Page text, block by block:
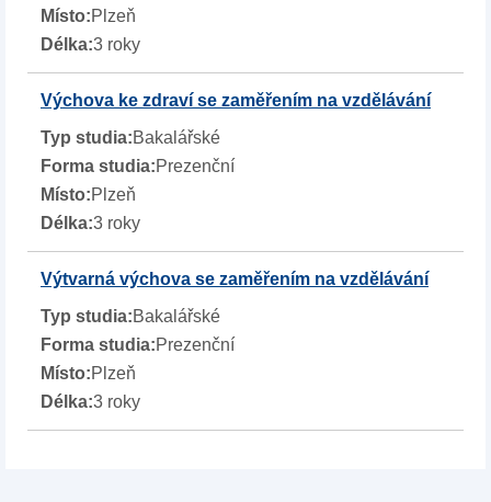
Plzeň
3 roky
Výchova ke zdraví se zaměřením na vzdělávání
Bakalářské
Prezenční
Plzeň
3 roky
Výtvarná výchova se zaměřením na vzdělávání
Bakalářské
Prezenční
Plzeň
3 roky